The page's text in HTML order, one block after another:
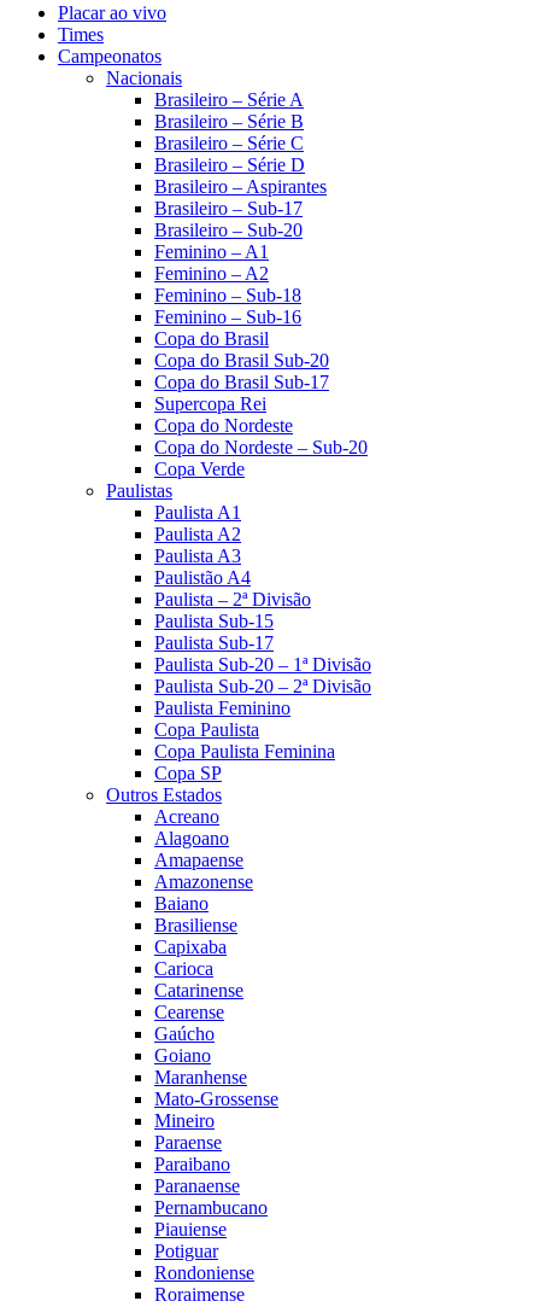
Placar ao vivo
Times
Campeonatos
Nacionais
Brasileiro – Série A
Brasileiro – Série B
Brasileiro – Série C
Brasileiro – Série D
Brasileiro – Aspirantes
Brasileiro – Sub-17
Brasileiro – Sub-20
Feminino – A1
Feminino – A2
Feminino – Sub-18
Feminino – Sub-16
Copa do Brasil
Copa do Brasil Sub-20
Copa do Brasil Sub-17
Supercopa Rei
Copa do Nordeste
Copa do Nordeste – Sub-20
Copa Verde
Paulistas
Paulista A1
Paulista A2
Paulista A3
Paulistão A4
Paulista – 2ª Divisão
Paulista Sub-15
Paulista Sub-17
Paulista Sub-20 – 1ª Divisão
Paulista Sub-20 – 2ª Divisão
Paulista Feminino
Copa Paulista
Copa Paulista Feminina
Copa SP
Outros Estados
Acreano
Alagoano
Amapaense
Amazonense
Baiano
Brasiliense
Capixaba
Carioca
Catarinense
Cearense
Gaúcho
Goiano
Maranhense
Mato-Grossense
Mineiro
Paraense
Paraibano
Paranaense
Pernambucano
Piauiense
Potiguar
Rondoniense
Roraimense